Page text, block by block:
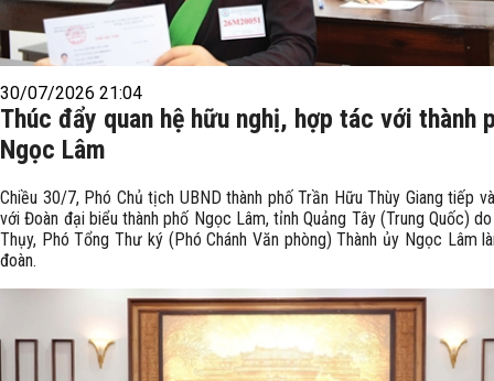
30/07/2026 21:04
Thúc đẩy quan hệ hữu nghị, hợp tác với thành
Ngọc Lâm
Chiều 30/7, Phó Chủ tịch UBND thành phố Trần Hữu Thùy Giang tiếp
với Đoàn đại biểu thành phố Ngọc Lâm, tỉnh Quảng Tây (Trung Quốc)
Thụy, Phó Tổng Thư ký (Phó Chánh Văn phòng) Thành ủy Ngọc Lâm
đoàn.